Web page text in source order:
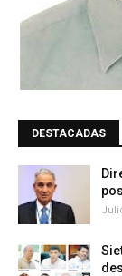
DESTACADAS